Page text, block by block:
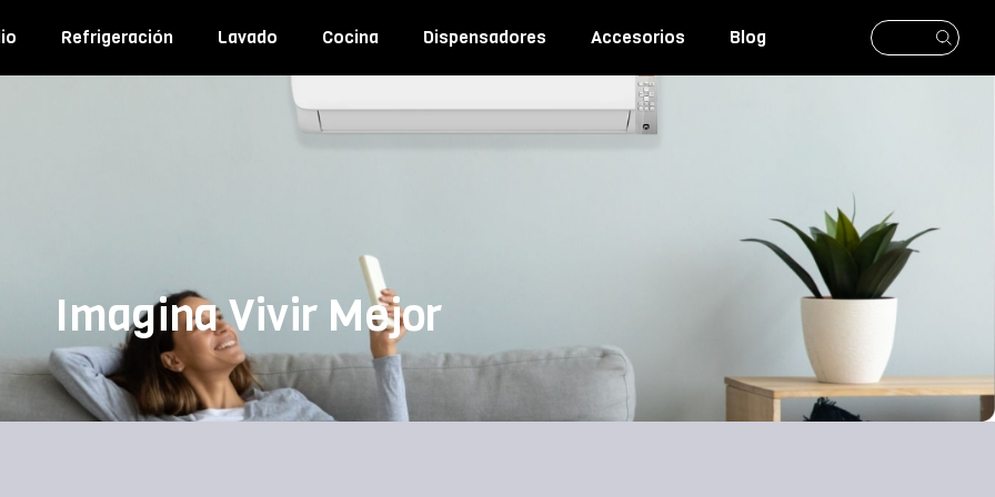
Refrigeración Lavado Cocina Dispensadores Accesorios Blog
Imagina Vivir Mejor